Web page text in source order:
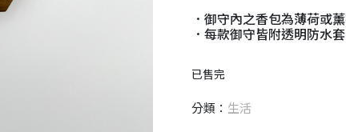
．御守內之香包為薄荷或
．每款御守皆附透明防水
已售完
分類： 生活